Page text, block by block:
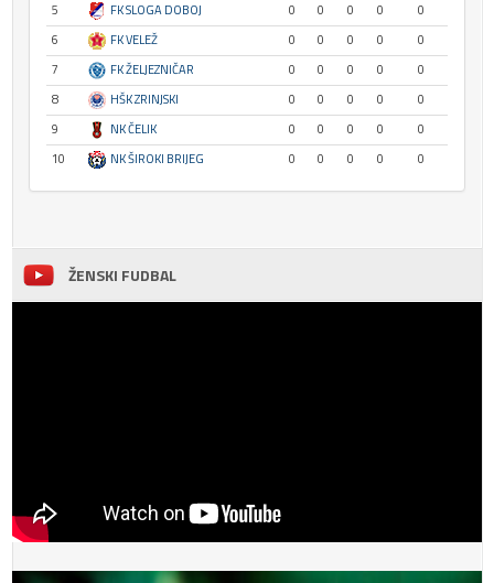
5
FK SLOGA DOBOJ 0 0 0 0
0
6
FK VELEŽ 0 0 0 0
0
7
FK ŽELJEZNIČAR 0 0 0 0
0
8
HŠK ZRINJSKI 0 0 0 0
0
9
NK ČELIK 0 0 0 0
0
10
NK ŠIROKI BRIJEG 0 0 0 0 0
ŽENSKI FUDBAL